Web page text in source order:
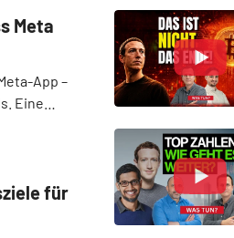
Meta
App –
Eine
Eine
für